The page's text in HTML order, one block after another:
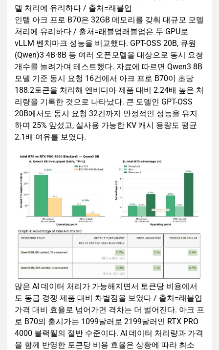
인텔 아크 프로 B70은 32GB 메모리를 갖춰 대규모 모델
처리에 유리하다 / 출처=래블업래블업은 두 GPU로
vLLM 벤치마크 성능을 비교했다. GPT-OSS 20B, 큐원
(Qwen)3 4B·8B 등 여러 오픈모델을 대상으로 동시 요청
개수를 늘려가며 테스트했다. 자료에 따르면 Qwen3 8B
모델 기준 동시 요청 16건에서 아크 프로 B70이 초당
188.2토큰을 처리해 엔비디아 제품 대비 2.24배 높은 처
리량을 기록한 것으로 나타났다. 큰 모델인 GPT-OSS
20B에서도 동시 요청 32건까지 안정적인 성능을 유지
하며 25% 앞섰고, 실사용 가능한 KV 캐시 용량도 평균
2.1배 여유를 보였다.
많은 AI 데이터 처리가 가능해지면서 토큰당 비용에서
도 동급 경쟁 제품 대비 차별점을 보였다 / 출처=래블업
가격 대비 효율로 넘어가면 격차는 더 벌어진다. 아크 프
로 B70의 출시가는 1099달러로 2199달러인 RTX PRO
4000 블랙웰의 절반 수준이다. AI 데이터 처리량과 가격
을 함께 반영한 토큰당 비용 효율은 상황에 따라 최소